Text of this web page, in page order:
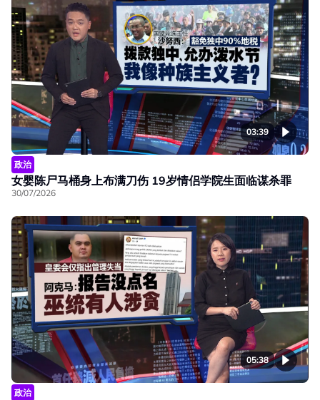
03:39
政治
女婴陈尸马桶身上布满刀伤 19岁情侣学院生面临谋杀罪
30/07/2026
05:38
政治